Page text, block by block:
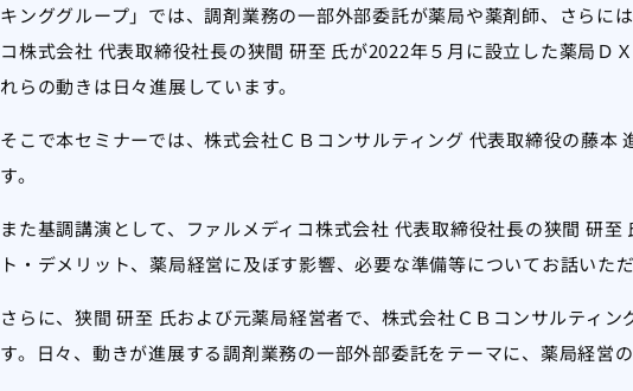
キンググループ」では、調剤業務の一部外部委託が薬局や薬剤師、さらに
コ株式会社 代表取締役社長の狭間 研至 氏が2022年５月に設立した薬局
れらの動きは日々進展しています。
そこで本セミナーでは、株式会社ＣＢコンサルティング 代表取締役の藤
す。
また基調講演として、ファルメディコ株式会社 代表取締役社長の狭間 研
ト・デメリット、薬局経営に及ぼす影響、必要な準備等についてお話いただ
さらに、狭間 研至 氏および元薬局経営者で、株式会社ＣＢコンサルティ
す。日々、動きが進展する調剤業務の一部外部委託をテーマに、薬局経営